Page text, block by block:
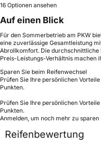
16 Optionen ansehen
Auf einen Blick
Für den Sommerbetrieb am PKW
eine zuverlässige Gesamtleistung
Abrollkomfort. Die
Preis-Leistungs-Verhältnis machen
Sparen Sie beim Reifenwechsel
Prüfen Sie Ihre persönlichen
Punkten.
Prüfen Sie Ihre persönlichen
Punkten.
Anmelden, um noch mehr zu sparen
Reifenbewertung